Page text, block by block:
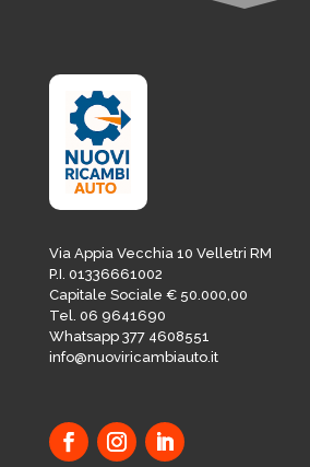
Via Appia Vecchia 10 Velletri RM
P.I. 01336661002
Capitale Sociale € 50.000,00
Tel. 06 9641690
Whatsapp 377 4608551
info@nuoviricambiauto.it